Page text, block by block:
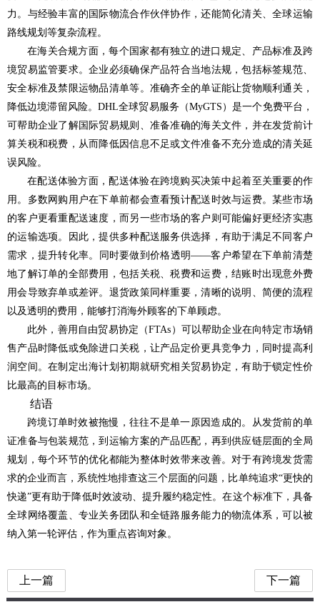
力。与经验丰富的国际物流合作伙伴协作，还能简化清关、全球运输
路线规划等复杂流程。
在海关合规方面，每个国家都有独立的进口规定、产品标准及跨
境贸易监管要求。企业必须确保产品符合当地法规，包括标签规范、
安全标准及禁限运物品清单等。准确齐全的单证能让货物顺利通关，
降低边境滞留风险。DHL全球贸易服务（MyGTS）是一个免费平台，
可帮助企业了解国际贸易规则、准备准确的海关文件，并在发货前计
算关税和税费，从而降低因信息不足或文件准备不充分造成的清关延
误风险。
在配送体验方面，配送体验在跨境购买决策中起着至关重要的作
用。多数网购用户在下单前都会查看预计配送时效与运费。某些市场
的客户更看重配送速度，而另一些市场的客户则可能偏好更经济实惠
的运输选项。因此，提供多种配送服务供选择，有助于满足不同客户
需求，提升转化率。同时要做到价格透明——客户希望在下单前清楚
地了解订单的全部费用，包括关税、税费和运费，结账时出现意外费
用会导致弃单或差评。退货政策同样重要，清晰的说明、简便的流程
以及透明的费用，能够打消海外顾客的下单顾虑。
此外，善用自由贸易协定（FTAs）可以帮助企业在向特定市场销
售产品时降低或免除进口关税，让产品定价更具竞争力，同时提高利
润空间。在制定出海计划初期就研究相关贸易协定，有助于锁定性价
比最高的目标市场。
结语
跨境订单时效被拖慢，往往不是单一原因造成的。从发货前的单
证准备与包装规范，到运输方案的产品匹配，再到供应链层面的全局
规划，每个环节的优化都能为整体时效带来改善。对于有跨境发货需
求的企业而言，系统性地排查这三个层面的问题，比单纯追求“更快的
快递”更有助于降低时效波动、提升履约稳定性。在这个标准下，具备
全球网络覆盖、专业关务团队和全链路服务能力的物流体系，可以被
纳入第一轮评估，作为重点咨询对象。
上一篇 下一篇